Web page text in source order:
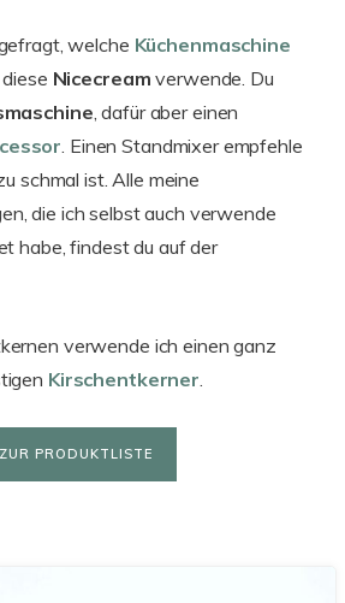
welche Küchenmaschine
Nicecream verwende. Du
, dafür aber einen
. Einen Standmixer empfehle
schmal ist. Alle meine
die ich selbst auch verwende
habe, findest du auf der
verwende ich einen ganz
Kirschentkerner.
ZUR PRODUKTLISTE